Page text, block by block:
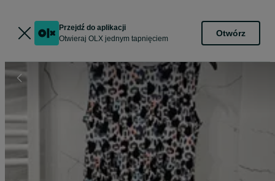
Przejdź do aplikacji
Otwieraj OLX jednym tapnięciem
Otwórz